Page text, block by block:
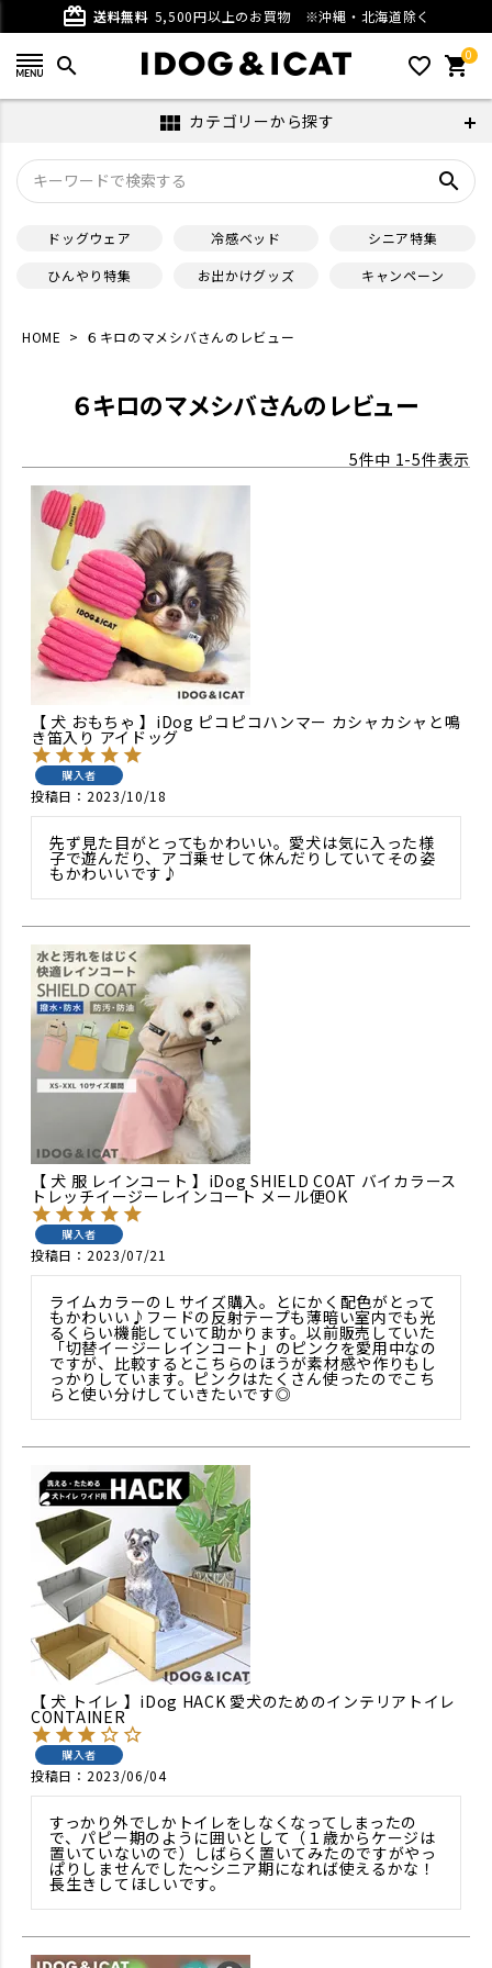
card_giftcard 送料無料 5,500円以上のお買物 ※沖縄・北海道除く
search favorite_outline 0
shopping_cart
view_module カテゴリーから探す
search
ドッグウェア 冷感ベッド
シニア特集
ひんやり特集
お出かけグッズ キャンペーン
HOME ６キロのマメシバさんのレビュー
６キロのマメシバさんのレビュー
5件中 1-5件表示
【 犬 おもちゃ 】iDog ピコピコハンマー カシャカシャと鳴
き笛入り アイドッグ
購入者
投稿日 2023/10/18
先ず見た目がとってもかわいい。愛犬は気に入った様
子で遊んだり、アゴ乗せして休んだりしていてその姿
もかわいいです♪
【 犬 服 レインコート 】iDog SHIELD COAT バイカラース
トレッチイージーレインコート メール便OK
購入者
投稿日 2023/07/21
ライムカラーのＬサイズ購入。とにかく配色がとって
もかわいい♪フードの反射テープも薄暗い室内でも光
るくらい機能していて助かります。以前販売していた
「切替イージーレインコート」のピンクを愛用中なの
ですが、比較するとこちらのほうが素材感や作りもし
っかりしています。ピンクはたくさん使ったのでこち
らと使い分けしていきたいです◎
【 犬 トイレ 】iDog HACK 愛犬のためのインテリアトイレ
CONTAINER
購入者
投稿日 2023/06/04
すっかり外でしかトイレをしなくなってしまったの
で、パピー期のように囲いとして（１歳からケージは
置いていないので）しばらく置いてみたのですがやっ
ぱりしませんでした〜シニア期になれば使えるかな！
長生きしてほしいです。